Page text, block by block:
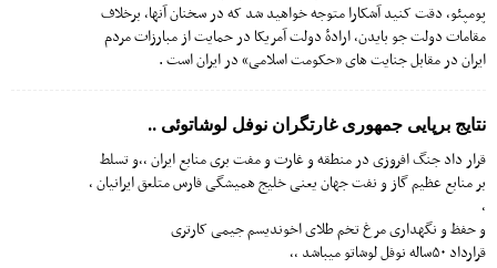
پومپئو، دقت کنید آشکارا متوجه خواهید شد که در سخنان آنها, برخلاف
مقامات دولت جو بایدن، ارادهٔ دولت آمریکا در حمایت از مبارزات مردم
ایران در مقابل جنایت های «حکومت اسلامی» در ایران است .
نتایج برپایی جمهوری غارتگران نوفل لوشاتوئی ..
قرار داد جنگ افروزی در منطقه و غارت و مفت بری منابع ایران ،،و تسلط
بر منابع عظیم گاز و نفت جهان یعنی خلیج همیشگی فارس متلعق ایرانیان ،
،
و حفظ و نگهداری مرغ تخم طلای اخوندیسم جیمی کارتری
قرارداد ۵۰ساله نوفل لوشاتو میباشد ،،